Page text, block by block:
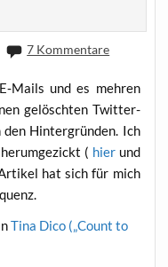
7 Kommentare
und es meh­ren
gelösch­ten Twit­ter­
Hin­ter­grün­den. Ich
( hierund
hat sich für mich
Tina Dico („Count to